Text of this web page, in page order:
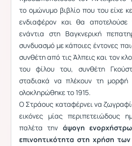
το ομώνυμο βιβλίο που του είχε
ενδιαφέρον και θα
ενάντια στη Βαγκνερική
συνδυασμό με κάποιες έντονες
συνθέτη από τις Άλπεις και τον
του φίλου του, συνθέτη
σταδιακά να πλέκουν τη
ολοκληρώθηκε το 1915.
Ο Στράους καταφέρνει να
εικόνες μίας περιπετειώδους
παλέτα την άψογη
επινοητικότητα στη χρήση